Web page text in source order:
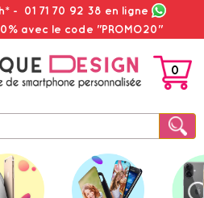
- 01 71 70 92 38 en ligne
avec le code "PROMO20"
PANIER
0